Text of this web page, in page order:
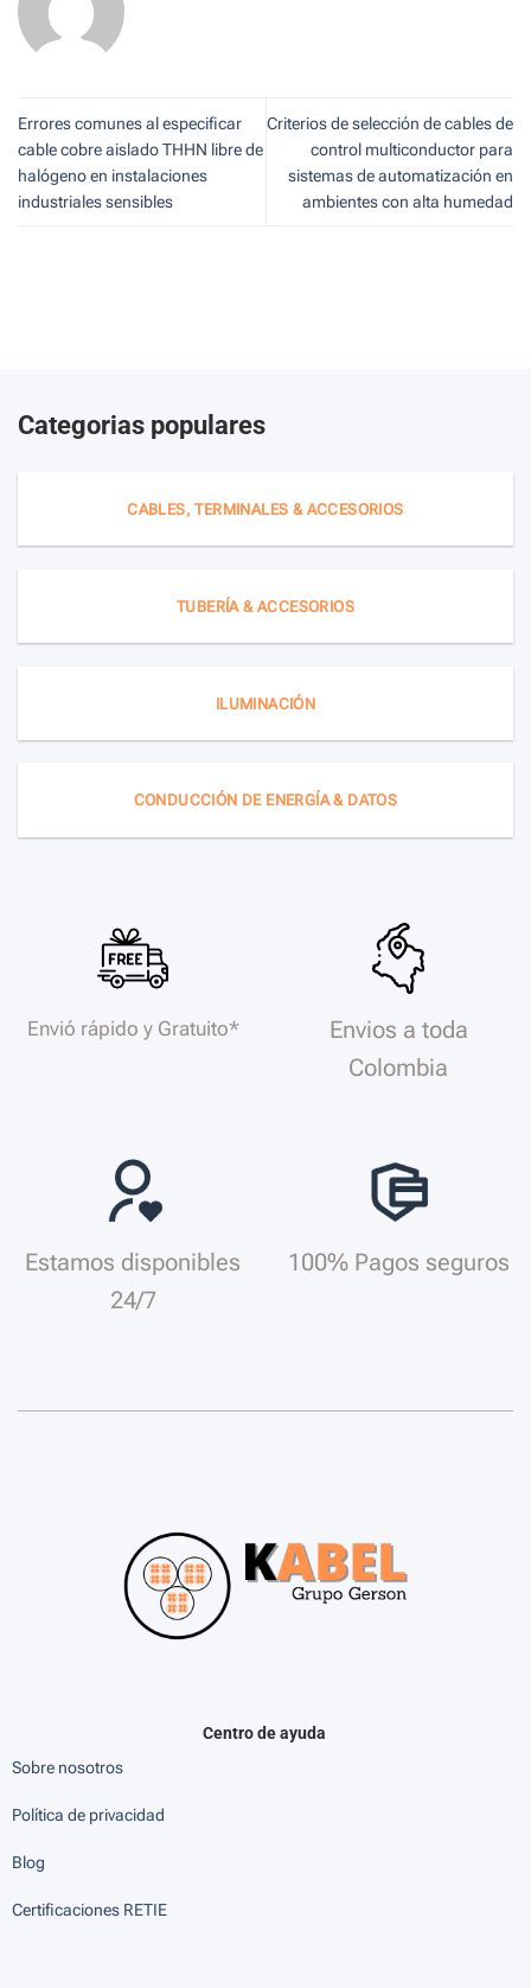
Errores comunes al especificar
cable cobre aislado THHN libre de
halógeno en instalaciones
industriales sensibles
Criterios de selección de cables de
control multiconductor para
sistemas de automatización en
ambientes con alta humedad
Categorias populares
CABLES, TERMINALES & ACCESORIOS
TUBERÍA & ACCESORIOS
ILUMINACIÓN
CONDUCCIÓN DE ENERGÍA & DATOS
Envió rápido y Gratuito*
Envios a toda
Colombia
Estamos disponibles
24/7
100% Pagos seguros
Centro de ayuda
Sobre nosotros
Política de privacidad
Blog
Certificaciones RETIE